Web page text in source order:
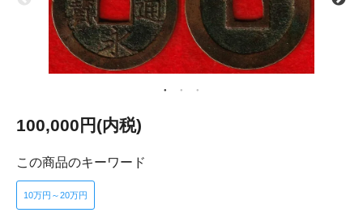
100,000円(内税)
この商品のキーワード
10万円～20万円